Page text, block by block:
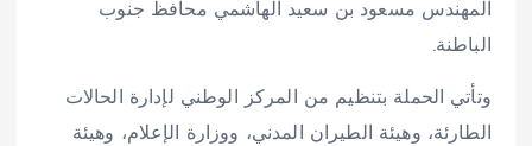
المهندس مسعود بن سعيد الهاشمي محافظ جنوب
الباطنة.
وتأتي الحملة بتنظيم من المركز الوطني لإدارة الحالات
الطارئة، وهيئة الطيران المدني، ووزارة الإعلام، وهيئة